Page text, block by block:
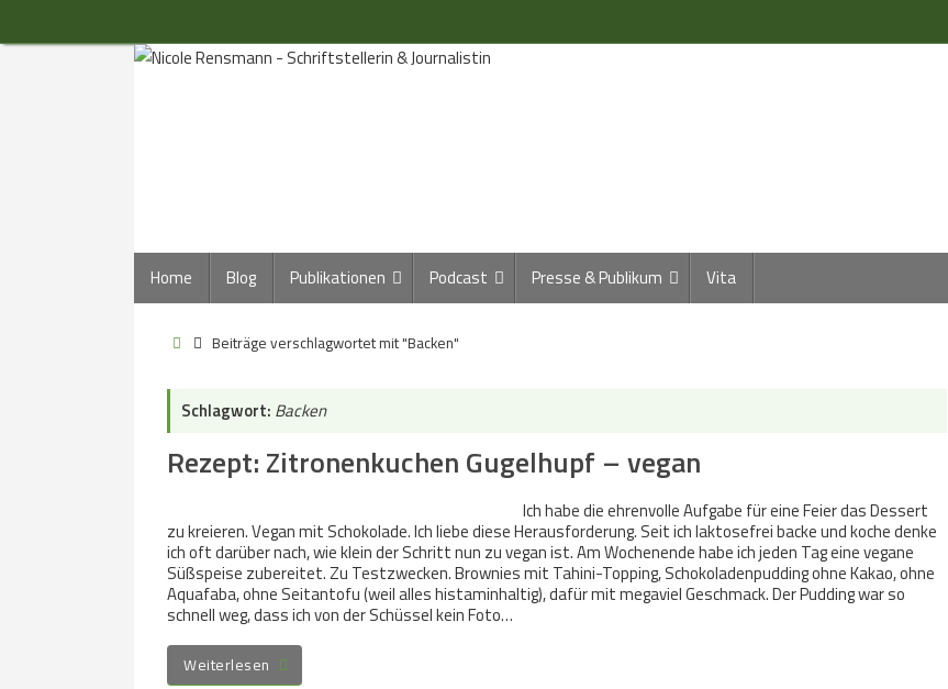
Inhalt
Inhalt
springen
Home Blog Publikationen Podcast Presse & Publikum Vita
StartBeiträge verschlagwortet mit "Backen"
Schlagwort: Backen
Rezept: Zitronenkuchen Gugelhupf – vegan
Ich habe die ehrenvolle Aufgabe für eine Feier das Dessert
zu kreieren. Vegan mit Schokolade. Ich liebe diese Herausforderung. Seit ich laktosefrei backe und koche denke
ich oft darüber nach, wie klein der Schritt nun zu vegan ist. Am Wochenende habe ich jeden Tag eine vegane
Süßspeise zubereitet. Zu Testzwecken. Brownies mit Tahini-Topping, Schokoladenpudding ohne Kakao, ohne
Aquafaba, ohne Seitantofu (weil alles histaminhaltig), dafür mit megaviel Geschmack. Der Pudding war so
schnell weg, dass ich von der Schüssel kein Foto…
Weiterlesen